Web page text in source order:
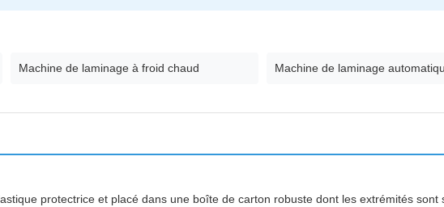
Machine de laminage à froid chaud Machine de laminage
protectrice et placé dans une boîte de carton robuste dont les extrémités